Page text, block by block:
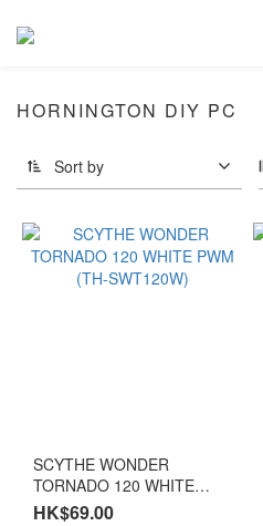
HORNINGTON DIY PC
Sort by
SCYTHE WONDER
TORNADO 120 WHITE
PWM (TH-SWT120W)
HK$69.00